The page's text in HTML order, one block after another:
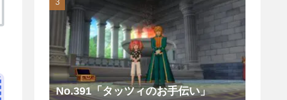
No.391「タッツィのお手伝い」